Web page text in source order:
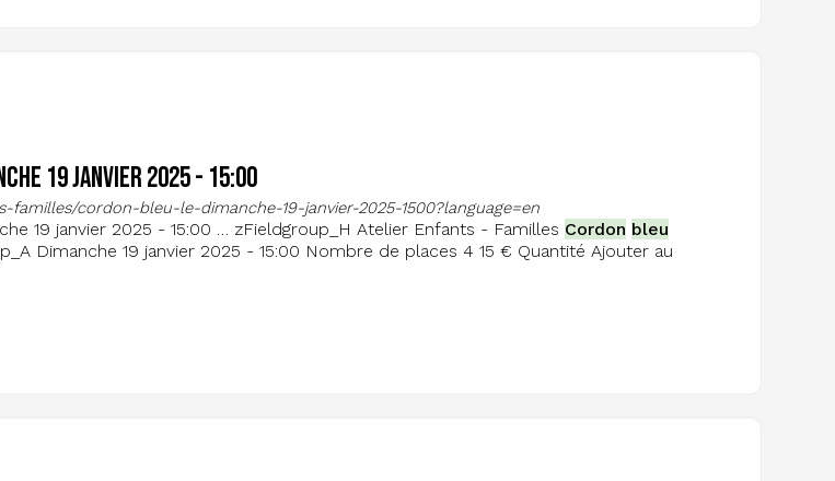
19 janvier 2025 - 15:00
cordon-bleu-le-dimanche-19-janvier-2025-1500?language=en
19 janvier 2025 - 15:00 … zFieldgroup_H Atelier Enfants - Familles Cordon bleu
Dimanche 19 janvier 2025 - 15:00 Nombre de places 4 15 € Quantité Ajouter au